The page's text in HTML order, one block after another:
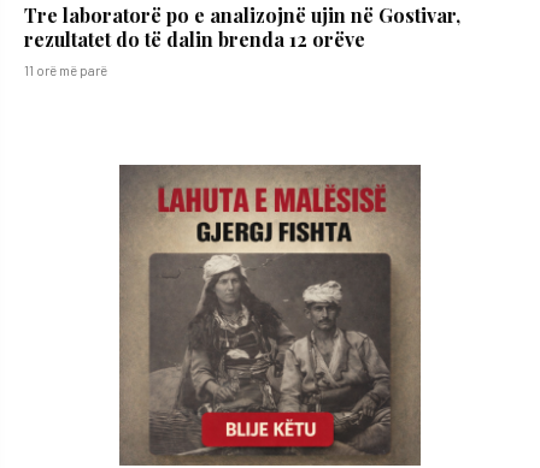
Tre laboratorë po e analizojnë ujin në Gostivar,
rezultatet do të dalin brenda 12 orëve
11 orë më parë